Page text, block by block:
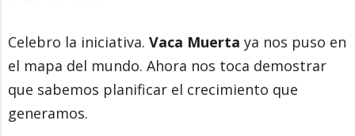
Celebro la iniciativa. Vaca Muerta ya nos puso en
el mapa del mundo. Ahora nos toca demostrar
que sabemos planificar el crecimiento que
generamos.